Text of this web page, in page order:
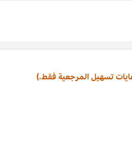
تسهيل المرجعية فقط.)